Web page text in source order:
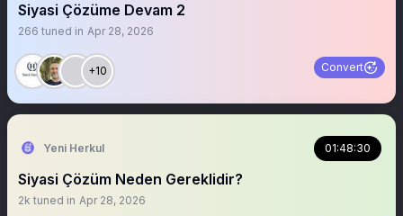
Siyasi Çözüme Devam 2
266 tuned in Apr 28, 2026
+10 Convert
Yeni Herkul 01:48:30
Siyasi Çözüm Neden Gereklidir?
2k tuned in Apr 28, 2026